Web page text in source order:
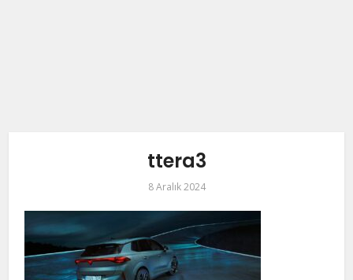
ttera3
8 Aralık 2024